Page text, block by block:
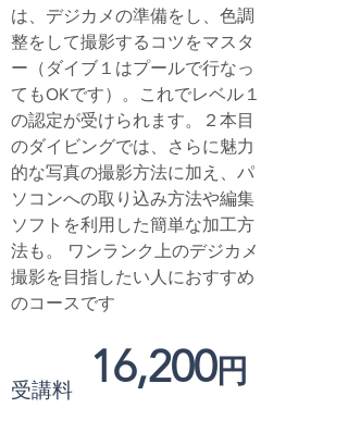
は、デジカメの準備をし、色調
整をして撮影するコツをマスタ
ー（ダイブ１はプールで行なっ
てもOKです）。これでレベル１
の認定が受けられます。２本目
のダイビングでは、さらに魅力
的な写真の撮影方法に加え、パ
ソコンへの取り込み方法や編集
ソフトを利用した簡単な加工方
法も。 ワンランク上のデジカメ
撮影を目指したい人におすすめ
のコースです
受講料 16,200円